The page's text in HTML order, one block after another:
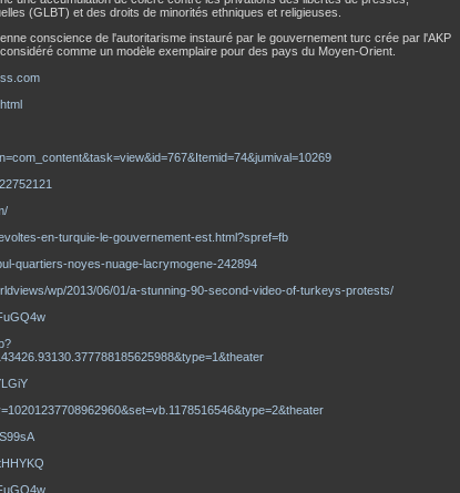
(GLBT) et des droits de minorités ethniques et religieuses.
conscience de l'autoritarisme instauré par le gouvernement turc crée par l'AKP
comme un modèle exemplaire pour des pays du Moyen-Orient.
en-turquie-le-gouvernement-est.html?spref=fb
quartiers-noyes-nuage-lacrymogene-242894
wp/2013/06/01/a-stunning-90-second-video-of-turkeys-protests/